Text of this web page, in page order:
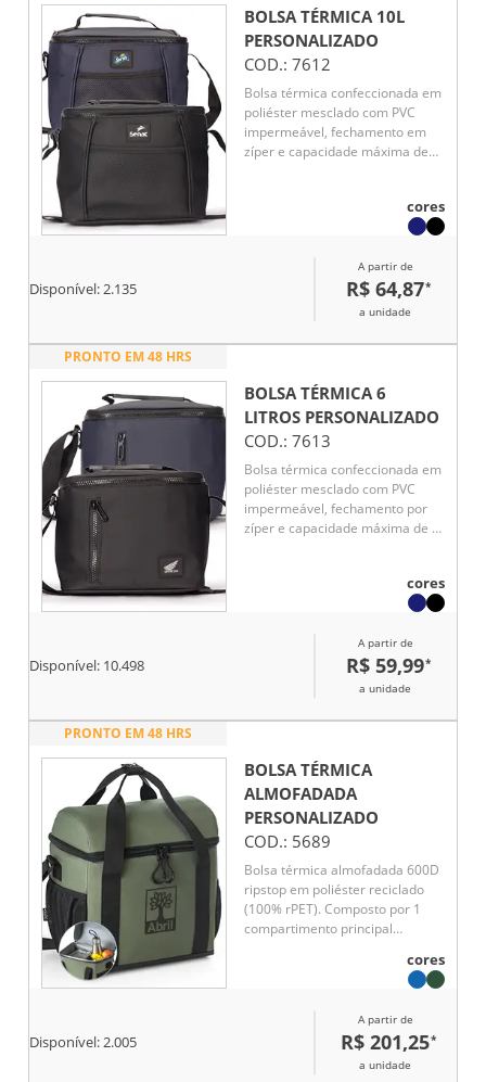
versátil e bolsos laterais em tela,
ideais para itens de acesso
rápido. Um brinde corporativo
prático, moderno e alinhado a
rotinas dinâmicas.
BOLSA TÉRMICA 10L
PERSONALIZADO
COD.: 7612
Bolsa térmica confeccionada em
poliéster mesclado com PVC
impermeável, fechamento em
zíper e capacidade máxima de
atóxico, o que oferece maior
tempo para a conservação da
bebidas. Apresenta placa
emborrachada para
personalização, dois bolsos
elástico, além de alça de mão e
cores
Disponível:2.135
A partir de
R$ 64,87*
a unidade
PRONTO EM 48 HRS
BOLSA TÉRMICA 6
LITROS PERSONALIZADO
COD.: 7613
Bolsa térmica confeccionada em
poliéster mesclado com PVC
impermeável, fechamento por
zíper e capacidade máxima de 6
ajuda a conservar a temperatura
de alimentos e bebidas por mais
frontal, placa emborrachada
para personalização, uma alça
de mão e alça transversal.
cores
Disponível: 10.498
A partir de
R$ 59,99*
a unidade
PRONTO EM 48 HRS
BOLSA TÉRMICA
ALMOFADADA
PERSONALIZADO
COD.: 5689
Bolsa térmica almofadada 600D
ripstop em poliéster reciclado
(100% rPET). Composto por 1
compartimento principal
bolsos laterais em tela mesh
garante um bom isolamento
térmico permitindo a
conservação do frio por mais
cores
Disponível:2.005
A partir de
R$ 201,25*
a unidade